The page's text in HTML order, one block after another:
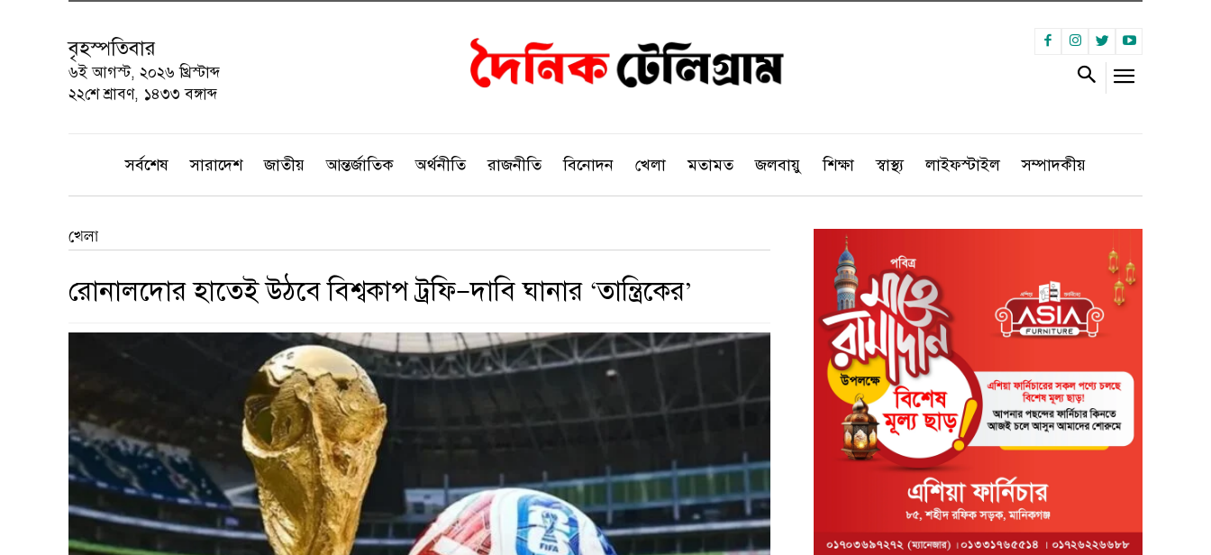
বৃহস্পতিবার
৬ই আগস্ট, ২০২৬ খ্রিস্টাব্দ
২২শে শ্রাবণ, ১৪৩৩ বঙ্গাব্দ
সর্বশেষ সারাদেশ জাতীয় আন্তর্জাতিক অর্থনীতি রাজনীতি বিনোদন খেলা মতামত জলবায়ু শিক্ষা স্বাস্থ্য লাইফস্টাইল সম্পাদকীয়
খেলা
রোনালদোর হাতেই উঠবে বিশ্বকাপ ট্রফি—দাবি ঘানার ‘তান্ত্রিকের’